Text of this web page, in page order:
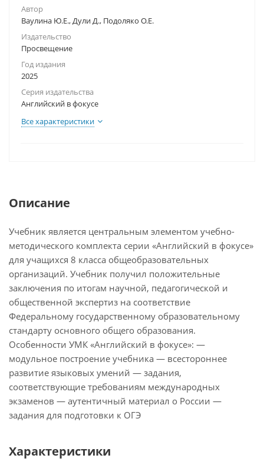
Автор
Ваулина Ю.Е., Дули Д., Подоляко О.Е.
Издательство
Просвещение
Год издания
2025
Серия издательства
Английский в фокусе
Все характеристики
Описание
Учебник является центральным элементом учебно-
методического комплекта серии «Английский в фокусе»
для учащихся 8 класса общеобразовательных
организаций. Учебник получил положительные
заключения по итогам научной, педагогической и
общественной экспертиз на соответствие
Федеральному государственному образовательному
стандарту основного общего образования.
Особенности УМК «Английский в фокусе»: —
модульное построение учебника — всестороннее
развитие языковых умений — задания,
соответствующие требованиям международных
экзаменов — аутентичный материал о России —
задания для подготовки к ОГЭ
Характеристики